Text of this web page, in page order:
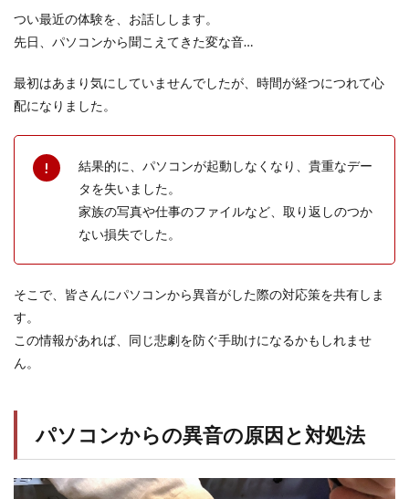
つい最近の体験を、お話しします。
先日、パソコンから聞こえてきた変な音…
最初はあまり気にしていませんでしたが、時間が経つにつれて心
配になりました。
結果的に、パソコンが起動しなくなり、貴重なデー
タを失いました。
家族の写真や仕事のファイルなど、取り返しのつか
ない損失でした。
そこで、皆さんにパソコンから異音がした際の対応策を共有しま
す。
この情報があれば、同じ悲劇を防ぐ手助けになるかもしれませ
ん。
パソコンからの異音の原因と対処法